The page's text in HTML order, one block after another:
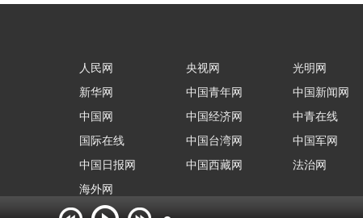
人民网
新华网
中国网
国际在线
中国日报网
海外网
央视网
中国青年网
中国经济网
中国台湾网
中国西藏网
光明网
中国新闻网
中青在线
中国军网
法治网